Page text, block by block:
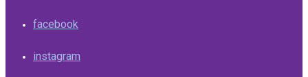
facebook
instagram